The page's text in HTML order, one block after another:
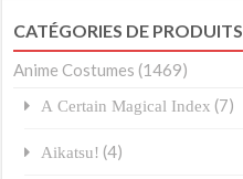
CATÉGORIES DE PRODUITS
Anime Costumes (1469)
A Certain Magical Index (7)
Aikatsu! (4)